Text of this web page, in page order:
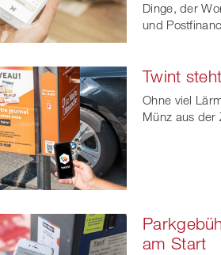
Dinge, der
und
Twint
Ohne viel
Münz aus der
am Start